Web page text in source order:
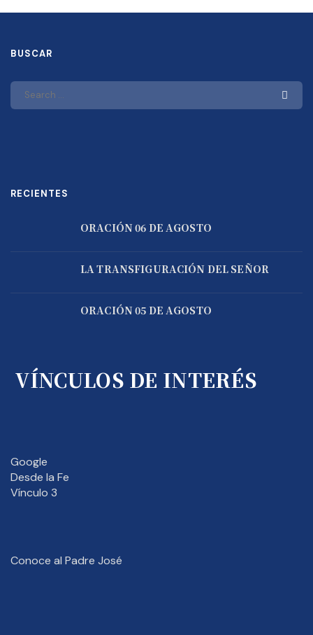
BUSCAR
RECIENTES
ORACIÓN 06 DE AGOSTO
LA TRANSFIGURACIÓN DEL SEÑOR
ORACIÓN 05 DE AGOSTO
VÍNCULOS DE INTERÉS
Google
Desde la Fe
Vínculo 3
Conoce al Padre José